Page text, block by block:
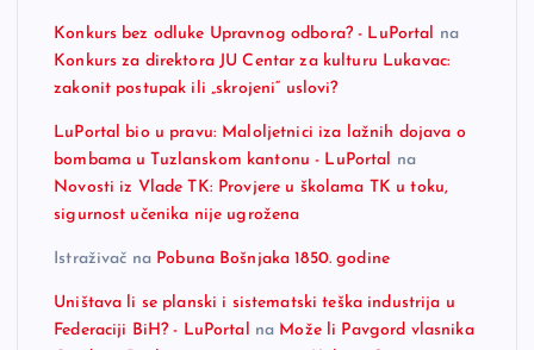
Konkurs bez odluke Upravnog odbora? - LuPortal
na
Konkurs za direktora JU Centar za kulturu Lukavac:
zakonit postupak ili „skrojeni“ uslovi?
LuPortal bio u pravu: Maloljetnici iza lažnih dojava o
bombama u Tuzlanskom kantonu - LuPortal
na
Novosti iz Vlade TK: Provjere u školama TK u toku,
sigurnost učenika nije ugrožena
Istraživač na Pobuna Bošnjaka 1850. godine
Uništava li se planski i sistematski teška industrija u
Federaciji BiH? - LuPortal na Može li Pavgord vlasnika